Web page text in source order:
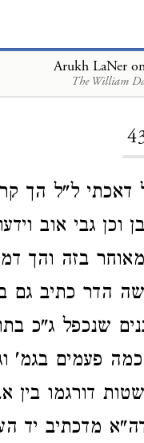
Arukh LaNer
The William
דאכתי ל"ל הך
גבי אוב
בזה והך
הדר כתיב גם
שנכפל ג"כ
פעמים בגמ'
דורגמו בין
מדכתיב יד